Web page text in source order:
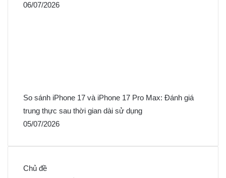
06/07/2026
So sánh iPhone 17 và iPhone 17 Pro Max: Đánh giá
trung thực sau thời gian dài sử dụng
05/07/2026
Chủ đề